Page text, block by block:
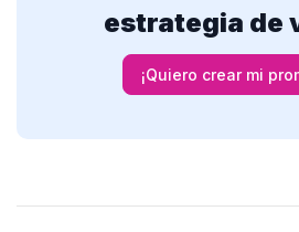
estrategia de
¡Quiero crear mi